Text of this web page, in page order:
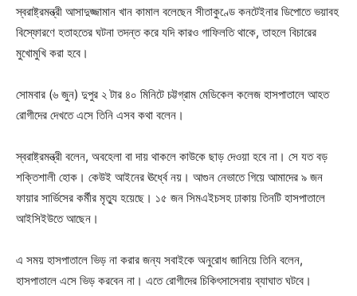
স্বরাষ্ট্রমন্ত্রী আসাদুজ্জামান খান কামাল বলেছেন সীতাকুণ্ডে কনটেইনার ডিপোতে ভয়াবহ
বিস্ফোরণে হতাহতের ঘটনা তদন্ত করে যদি কারও গাফিলতি থাকে, তাহলে বিচারের
মুখোমুখি করা হবে।
সোমবার (৬ জুন) দুপুর ২ টার ৪০ মিনিটে চট্টগ্রাম মেডিকেল কলেজ হাসপাতালে আহত
রোগীদের দেখতে এসে তিনি এসব কথা বলেন।
স্বরাষ্ট্রমন্ত্রী বলেন, অবহেলা বা দায় থাকলে কাউকে ছাড় দেওয়া হবে না। সে যত বড়
শক্তিশালী হোক। কেউই আইনের ঊর্ধ্বে নয়। আগুন নেভাতে গিয়ে আমাদের ৯ জন
ফায়ার সার্ভিসের কর্মীর মৃত্যু হয়েছে। ১৫ জন সিমএইচসহ ঢাকায় তিনটি হাসপাতালে
আইসিইউতে আছেন।
এ সময় হাসপাতালে ভিড় না করার জন্য সবাইকে অনুরোধ জানিয়ে তিনি বলেন,
হাসপাতালে এসে ভিড় করবেন না। এতে রোগীদের চিকিৎসাসেবায় ব্যাঘাত ঘটবে।